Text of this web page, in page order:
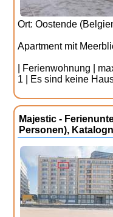
Ort: Oostende
Apartment mit
| Ferienwohnung |
1 | Es sind keine
Majestic -
Personen),